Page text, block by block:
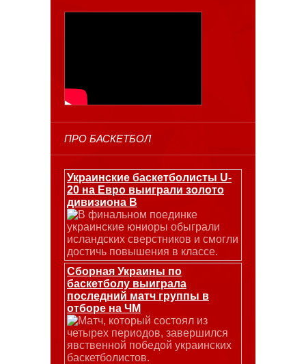
ПРО БАСКЕТБОЛ
Украинские баскетболисты U-
20 на Евро выиграли золото
дивизиона В
В финальном поединке
украинские юниоры обыграли
исландских сверстников и смогли
достичь повышения в классе.
Сборная Украины по
баскетболу выиграла
последний матч группы в
отборе на ЧМ
Матч, который состоял из
четырех периодов, завершился
явственной победой украинских
баскетболистов.